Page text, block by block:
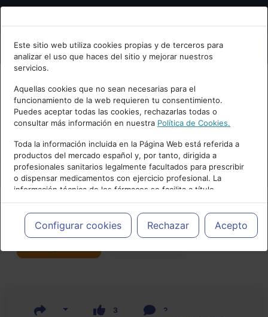
Bienvenid@ a psiquiatria.com
Escribe tu Email
Accede o regístrate con tu email.
Cancelar
Este sitio web utiliza cookies propias y de terceros para
analizar el uso que haces del sitio y mejorar nuestros
servicios.
Aquellas cookies que no sean necesarias para el
funcionamiento de la web requieren tu consentimiento.
Puedes aceptar todas las cookies, rechazarlas todas o
consultar más información en nuestra Política de Cookies.
Toda la información incluida en la Página Web está referida a
productos del mercado español y, por tanto, dirigida a
profesionales sanitarios legalmente facultados para prescribir
o dispensar medicamentos con ejercicio profesional. La
información técnica de los fármacos se facilita a título
meramente informativo, siendo responsabilidad de los
profesionales facultados prescribir medicamentos y decidir, en
cada caso concreto, el tratamiento más adecuado a las
necesidades del paciente.
Configurar cookies Rechazar Acepto
Actualidad y Artículos|Psicosomática
3 2